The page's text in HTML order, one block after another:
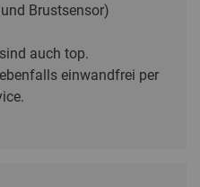
Brustsensor)
auch top.
einwandfrei per